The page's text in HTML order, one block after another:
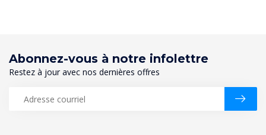
Abonnez-vous à notre infolettre
Restez à jour avec nos dernières offres